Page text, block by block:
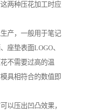
两种压花加工时应
产，一般用于笔记
座垫表面LOGO、
不需要过高的温
具相符合的数值即
以压出凹凸效果，